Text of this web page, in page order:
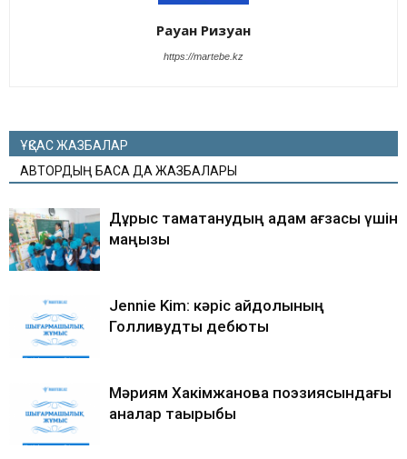
Рауан Ризуан
https://martebe.kz
ҰҚСАС ЖАЗБАЛАР
АВТОРДЫҢ БАСҚА ДА ЖАЗБАЛАРЫ
Дұрыс тамақтанудың адам ағзасы үшін
маңызы
Jennie Kim: кәріс айдолының
Голливудтық дебюты
Мәриям Хакімжанова поэзиясындағы
аналар тақырыбы